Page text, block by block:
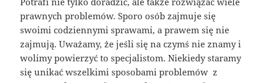
prawnych problemów. Sporo osób zajmuje się
swoimi codziennymi sprawami, a prawem się nie
zajmują. Uważamy, że jeśli się na czymś nie znamy i
wolimy powierzyć to specjalistom. Niekiedy staramy
się unikać wszelkimi sposobami problemów z